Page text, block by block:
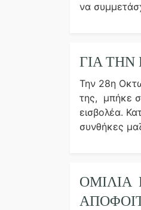
να
ΓΙΑ ΤΗΝ
Την 28η
της, μπήκε
εισβολέα.
συνθήκες
ΟΜΙΛΊΑ